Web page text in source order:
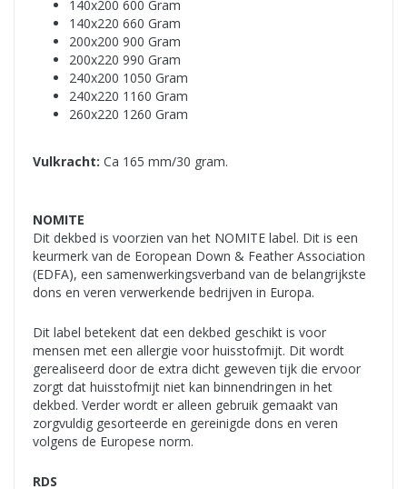
140x200 600 Gram
140x220 660 Gram
200x200 900 Gram
200x220 990 Gram
240x200 1050 Gram
240x220 1160 Gram
260x220 1260 Gram
Vulkracht: Ca 165 mm/30 gram.
NOMITE
Dit dekbed is voorzien van het NOMITE label. Dit is een
keurmerk van de Eoropean Down & Feather Association
(EDFA), een samenwerkingsverband van de belangrijkste
dons en veren verwerkende bedrijven in Europa.
Dit label betekent dat een dekbed geschikt is voor
mensen met een allergie voor huisstofmijt. Dit wordt
gerealiseerd door de extra dicht geweven tijk die ervoor
zorgt dat huisstofmijt niet kan binnendringen in het
dekbed. Verder wordt er alleen gebruik gemaakt van
zorgvuldig gesorteerde en gereinigde dons en veren
volgens de Europese norm.
RDS